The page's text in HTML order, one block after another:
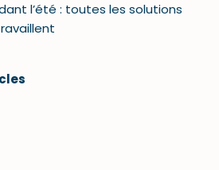
l’été : toutes les solutions